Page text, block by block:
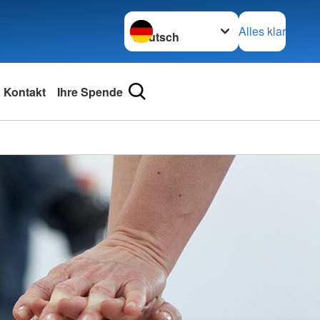
Sprache wechseln zu
Alles klar
in
Kontakt Ihre Spende